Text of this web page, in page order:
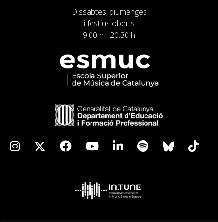
Dissabtes, diumenges
i festius oberts
9:00 h - 20:30 h